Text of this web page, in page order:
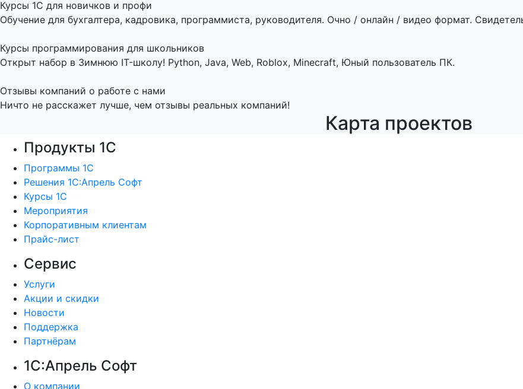
Курсы 1С для новичков и профи
Обучение для бухгалтера, кадровика, программиста, руководителя. Очно / онлайн / видео формат.
Курсы программирования для школьников
Открыт набор в Зимнюю IT-школу! Python, Java, Web, Roblox, Minecraft, Юный пользователь ПК.
Отзывы компаний о работе с нами
Ничто не расскажет лучше, чем отзывы реальных компаний!
Карта проектов
Продукты 1С
Программы 1С
Решения 1С:Апрель Софт
Курсы 1С
Мероприятия
Корпоративным клиентам
Прайс-лист
Сервис
Услуги
Акции и скидки
Новости
Поддержка
Партнёрам
1С:Апрель Софт
О компании